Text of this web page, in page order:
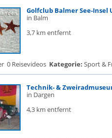
Golfclub Balmer See-Insel
in Balm
3,7 km entfernt
0 Reisevideos Kategorie: Sport &
Technik- &
in Dargen
4,3 km entfernt